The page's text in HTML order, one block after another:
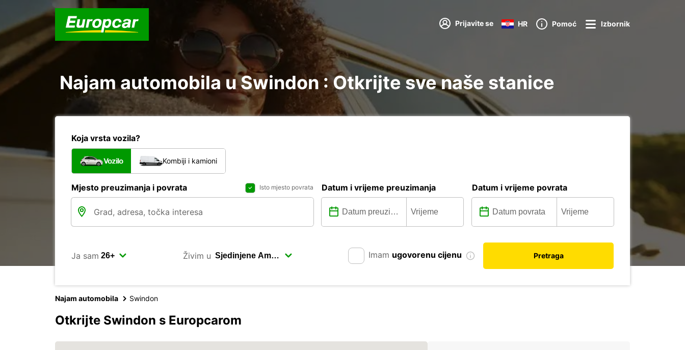
Prijavite se HR Pomoć Izbornik
Najam automobila u Swindon : Otkrijte sve naše stanice
Koja vrsta vozila?
Vozilo Kombiji i kamioni
Mjesto preuzimanja i povrata Isto mjesto povrata Datum i vrijeme preuzimanja Datum i vrijeme povrata
Ja sam Živim u Imam ugovorenu cijenu Pretraga
Najam automobila Swindon
Otkrijte Swindon s Europcarom